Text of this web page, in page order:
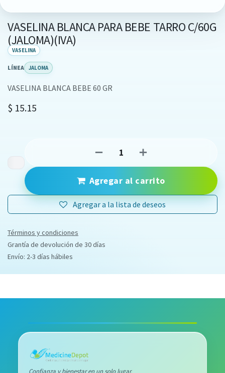
VASELINA BLANCA PARA BEBE TARRO C/60G
(JALOMA)(IVA)
VASELINA
LÍNEA JALOMA
VASELINA BLANCA BEBE 60 GR
$ 15.15
Agregar al carrito
Agregar a la lista de deseos
Términos y condiciones
Grantía de devolución de 30 días
Envío: 2-3 días hábiles